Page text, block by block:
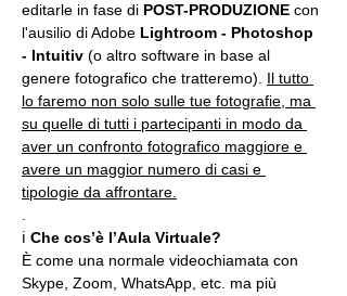
editarle in fase di POST-PRODUZIONE con
l'ausilio di Adobe Lightroom - Photoshop
- Intuitiv (o altro software in base al
genere fotografico che tratteremo). Il tutto
lo faremo non solo sulle tue fotografie, ma
su quelle di tutti i partecipanti in modo da
aver un confronto fotografico maggiore e
avere un maggior numero di casi e
tipologie da affrontare.
ℹ Che cos’è l’Aula Virtuale?
È come una normale videochiamata con
Skype, Zoom, WhatsApp, etc. ma più